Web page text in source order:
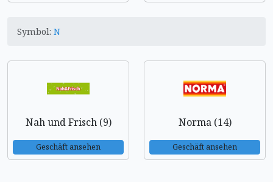
Symbol: N
Nah und Frisch (9)
Geschäft ansehen
Norma (14)
Geschäft ansehen